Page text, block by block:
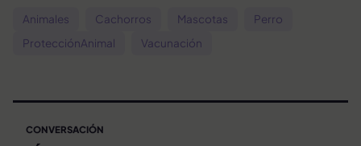
Animales Cachorros Mascotas
Perro
ProtecciónAnimal
Vacunación
CONVERSACIÓN